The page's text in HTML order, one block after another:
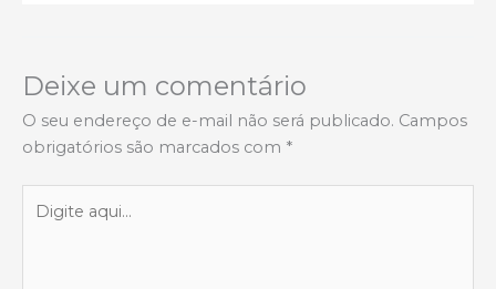
Deixe um comentário
O seu endereço de e-mail não será publicado. Campos
obrigatórios são marcados com *
aqui...